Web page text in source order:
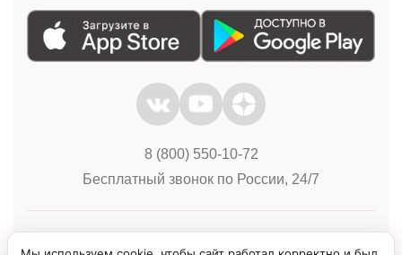
8 (800) 550-10-72
Бесплатный звонок по России, 24/7